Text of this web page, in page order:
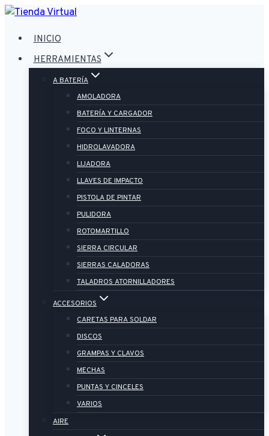
Saltar
contenido
INICIO
HERRAMIENTAS
A BATERÍA
AMOLADORA
BATERÍA Y CARGADOR
FOCO Y LINTERNAS
HIDROLAVADORA
LIJADORA
LLAVES DE IMPACTO
PISTOLA DE PINTAR
PULIDORA
ROTOMARTILLO
SIERRA CIRCULAR
SIERRAS CALADORAS
TALADROS ATORNILLADORES
ACCESORIOS
CARETAS PARA SOLDAR
DISCOS
GRAMPAS Y CLAVOS
MECHAS
PUNTAS Y CINCELES
VARIOS
AIRE